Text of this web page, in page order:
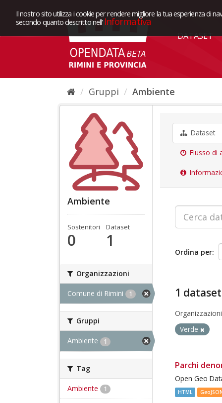
Il nostro sito utilizza i cookie per rendere migliore la tua esperienza di
secondo quanto descritto nell' Informativa
DATASET
Gruppi Ambiente
Ambiente
Sostenitori
0
Dataset
1
Organizzazioni
Comune di Rimini 1
Gruppi
Ambiente 1
Tag
Ambiente 1
Dataset
Flusso di
Ordina per
1
Verde
Parchi
Open Geo
HTML